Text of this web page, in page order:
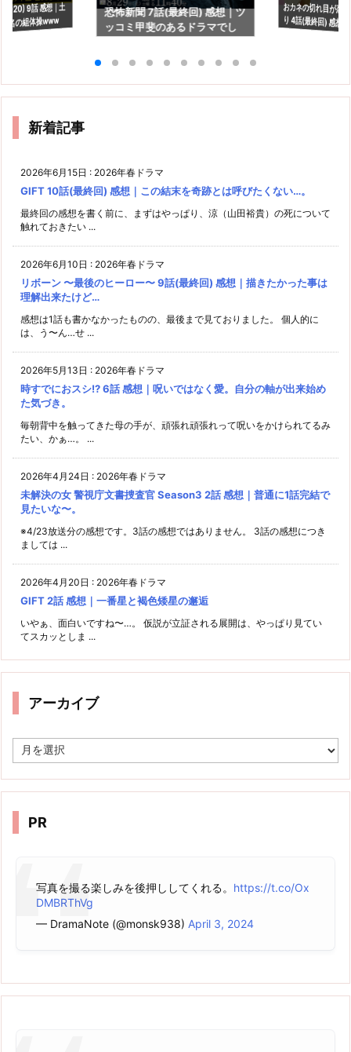
9話 感想｜土
名の組体操www
恐怖新聞 7話(最終回) 感想｜ツ
ッコミ甲斐のあるドラマでし
おカネの切れ目が恋
り 4話(最終回) 感想｜
へのファンレター…
新着記事
2026年6月15日 : 2026年春ドラマ
GIFT 10話(最終回) 感想｜この結末を奇跡とは呼びたくない…。
最終回の感想を書く前に、まずはやっぱり、涼（山田裕貴）の死について
触れておきたい ...
2026年6月10日 : 2026年春ドラマ
リボーン 〜最後のヒーロー〜 9話(最終回) 感想｜描きたかった事は
理解出来たけど…
感想は1話も書かなかったものの、最後まで見ておりました。 個人的に
は、う〜ん…せ ...
2026年5月13日 : 2026年春ドラマ
時すでにおスシ!? 6話 感想｜呪いではなく愛。自分の軸が出来始め
た気づき。
毎朝背中を触ってきた母の手が、頑張れ頑張れって呪いをかけられてるみ
たい、かぁ…。 ...
2026年4月24日 : 2026年春ドラマ
未解決の女 警視庁文書捜査官 Season3 2話 感想｜普通に1話完結で
見たいな〜。
※4/23放送分の感想です。3話の感想ではありません。 3話の感想につき
ましては ...
2026年4月20日 : 2026年春ドラマ
GIFT 2話 感想｜一番星と褐色矮星の邂逅
いやぁ、面白いですね〜…。 仮説が立証される展開は、やっぱり見てい
てスカッとしま ...
アーカイブ
ー
イ
PR
写真を撮る楽しみを後押ししてくれる。 https://t.co/Ox
DMBRThVg
— DramaNote (@monsk938) April 3, 2024